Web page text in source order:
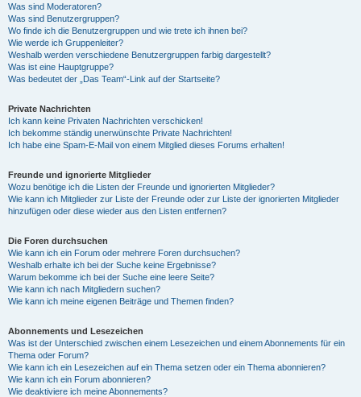
Was sind Moderatoren?
Was sind Benutzergruppen?
Wo finde ich die Benutzergruppen und wie trete ich ihnen bei?
Wie werde ich Gruppenleiter?
Weshalb werden verschiedene Benutzergruppen farbig dargestellt?
Was ist eine Hauptgruppe?
Was bedeutet der „Das Team“-Link auf der Startseite?
Private Nachrichten
Ich kann keine Privaten Nachrichten verschicken!
Ich bekomme ständig unerwünschte Private Nachrichten!
Ich habe eine Spam-E-Mail von einem Mitglied dieses Forums erhalten!
Freunde und ignorierte Mitglieder
Wozu benötige ich die Listen der Freunde und ignorierten Mitglieder?
Wie kann ich Mitglieder zur Liste der Freunde oder zur Liste der ignorierten Mitglieder
hinzufügen oder diese wieder aus den Listen entfernen?
Die Foren durchsuchen
Wie kann ich ein Forum oder mehrere Foren durchsuchen?
Weshalb erhalte ich bei der Suche keine Ergebnisse?
Warum bekomme ich bei der Suche eine leere Seite?
Wie kann ich nach Mitgliedern suchen?
Wie kann ich meine eigenen Beiträge und Themen finden?
Abonnements und Lesezeichen
Was ist der Unterschied zwischen einem Lesezeichen und einem Abonnements für ein
Thema oder Forum?
Wie kann ich ein Lesezeichen auf ein Thema setzen oder ein Thema abonnieren?
Wie kann ich ein Forum abonnieren?
Wie deaktiviere ich meine Abonnements?